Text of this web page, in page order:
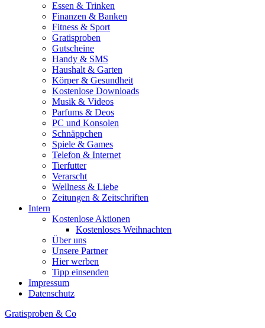
Essen & Trinken
Finanzen & Banken
Fitness & Sport
Gratisproben
Gutscheine
Handy & SMS
Haushalt & Garten
Körper & Gesundheit
Kostenlose Downloads
Musik & Videos
Parfums & Deos
PC und Konsolen
Schnäppchen
Spiele & Games
Telefon & Internet
Tierfutter
Verarscht
Wellness & Liebe
Zeitungen & Zeitschriften
Intern
Kostenlose Aktionen
Kostenloses Weihnachten
Über uns
Unsere Partner
Hier werben
Tipp einsenden
Impressum
Datenschutz
Gratisproben & Co